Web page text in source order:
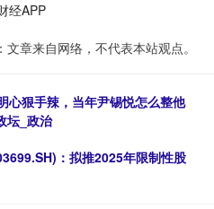
经APP
章来自网络，不代表本站观点。
心狠手辣，当年尹锡悦怎么整他
坛_政治
：拟推2025年限制性股